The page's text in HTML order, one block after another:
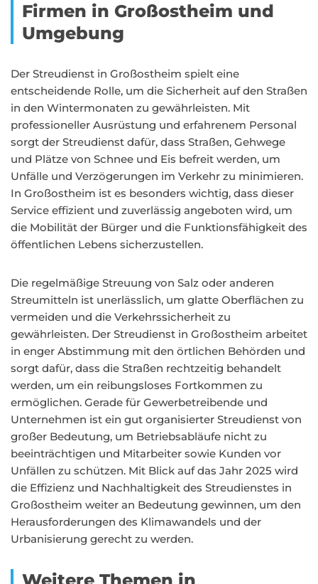
Firmen in Großostheim und
Umgebung
Der Streudienst in Großostheim spielt eine
entscheidende Rolle, um die Sicherheit auf den Straßen
in den Wintermonaten zu gewährleisten. Mit
professioneller Ausrüstung und erfahrenem Personal
sorgt der Streudienst dafür, dass Straßen, Gehwege
und Plätze von Schnee und Eis befreit werden, um
Unfälle und Verzögerungen im Verkehr zu minimieren.
In Großostheim ist es besonders wichtig, dass dieser
Service effizient und zuverlässig angeboten wird, um
die Mobilität der Bürger und die Funktionsfähigkeit des
öffentlichen Lebens sicherzustellen.
Die regelmäßige Streuung von Salz oder anderen
Streumitteln ist unerlässlich, um glatte Oberflächen zu
vermeiden und die Verkehrssicherheit zu
gewährleisten. Der Streudienst in Großostheim arbeitet
in enger Abstimmung mit den örtlichen Behörden und
sorgt dafür, dass die Straßen rechtzeitig behandelt
werden, um ein reibungsloses Fortkommen zu
ermöglichen. Gerade für Gewerbetreibende und
Unternehmen ist ein gut organisierter Streudienst von
großer Bedeutung, um Betriebsabläufe nicht zu
beeinträchtigen und Mitarbeiter sowie Kunden vor
Unfällen zu schützen. Mit Blick auf das Jahr 2025 wird
die Effizienz und Nachhaltigkeit des Streudienstes in
Großostheim weiter an Bedeutung gewinnen, um den
Herausforderungen des Klimawandels und der
Urbanisierung gerecht zu werden.